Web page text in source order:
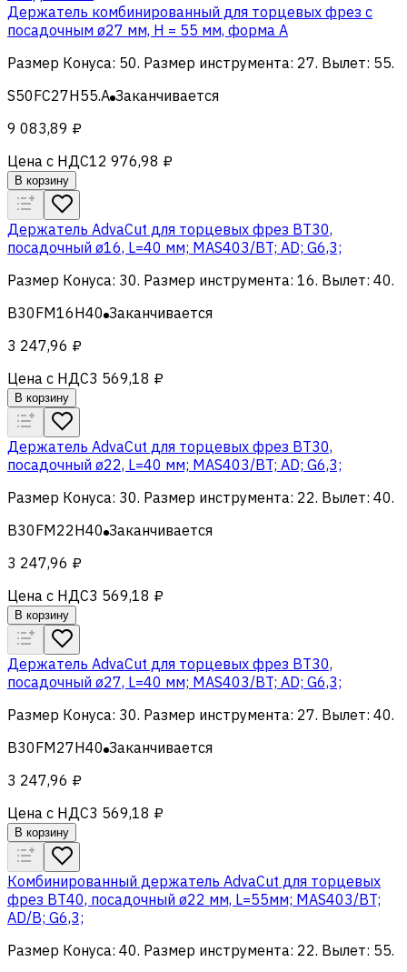
Держатель комбинированный для торцевых фрез с
посадочным ø27 мм, H = 55 мм, форма A
Размер Конуса: 50. Размер инструмента: 27. Вылет: 55.
S50FC27H55.A Заканчивается
9 083,89 ₽
Цена с НДС12 976,98 ₽
В корзину
Держатель AdvaCut для торцевых фрез BT30,
посадочный ø16, L=40 мм; MAS403/BT; AD; G6,3;
Размер Конуса: 30. Размер инструмента: 16. Вылет: 40.
B30FM16H40 Заканчивается
3 247,96 ₽
Цена с НДС3 569,18 ₽
В корзину
Держатель AdvaCut для торцевых фрез BT30,
посадочный ø22, L=40 мм; MAS403/BT; AD; G6,3;
Размер Конуса: 30. Размер инструмента: 22. Вылет: 40.
B30FM22H40 Заканчивается
3 247,96 ₽
Цена с НДС3 569,18 ₽
В корзину
Держатель AdvaCut для торцевых фрез BT30,
посадочный ø27, L=40 мм; MAS403/BT; AD; G6,3;
Размер Конуса: 30. Размер инструмента: 27. Вылет: 40.
B30FM27H40 Заканчивается
3 247,96 ₽
Цена с НДС3 569,18 ₽
В корзину
Комбинированный держатель AdvaCut для торцевых
фрез BT40, посадочный ø22 мм, L=55мм; MAS403/BT;
AD/B; G6,3;
Размер Конуса: 40. Размер инструмента: 22. Вылет: 55.